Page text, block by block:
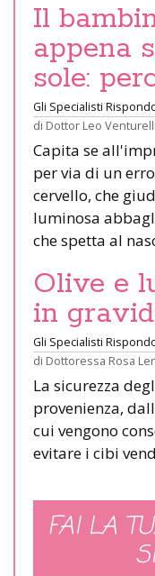
Il
appena
sole:
Gli Specialisti
di Dottor Leo Venturelli
Capita se
per via di un
cervello, che
luminosa
che spetta al
Olive e
in
Gli Specialisti
di Dottoressa Rosa
La sicurezza
provenienza,
cui vengono
evitare i cibi
FAI LA